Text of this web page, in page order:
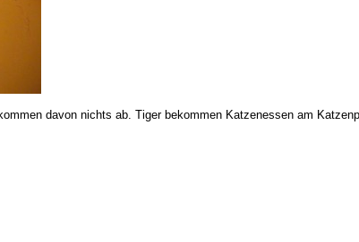
davon nichts ab. Tiger bekommen Katzenessen am